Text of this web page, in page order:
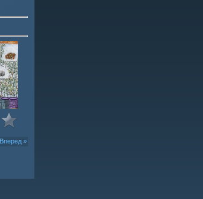
Вперед »